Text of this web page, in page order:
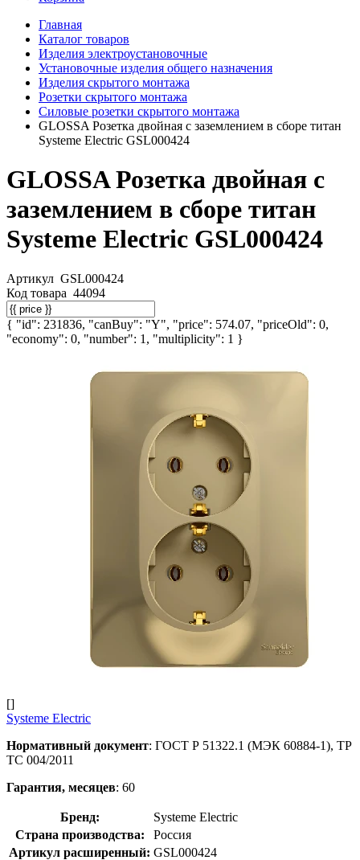
Главная
Каталог товаров
Изделия электроустановочные
Установочные изделия общего назначения
Изделия скрытого монтажа
Розетки скрытого монтажа
Силовые розетки скрытого монтажа
GLOSSA Розетка двойная с заземлением в сборе титан
Systeme Electric GSL000424
GLOSSA Розетка двойная с
заземлением в сборе титан
Systeme Electric GSL000424
Артикул GSL000424
Код товара 44094
{ "id": 231836, "canBuy": "Y", "price": 574.07, "priceOld": 0,
"economy": 0, "number": 1, "multiplicity": 1 }
[]
Systeme Electric
Нормативный документ: ГОСТ Р 51322.1 (МЭК 60884-1), TP
TС 004/2011
Гарантия, месяцев: 60
Бренд:
Systeme Electric
Страна производства:
Россия
Артикул расширенный: GSL000424